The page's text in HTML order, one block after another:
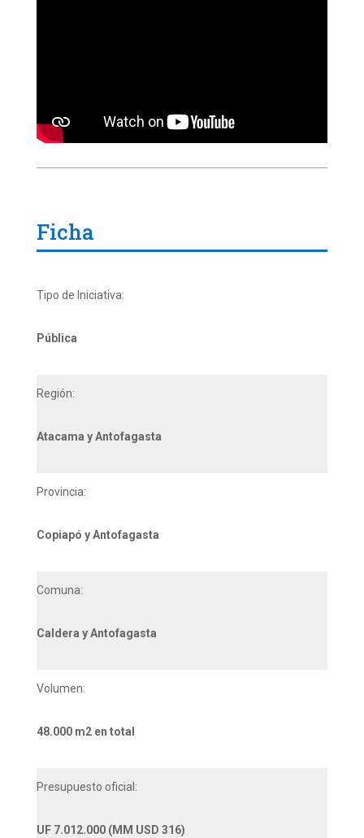
Ficha
Tipo de Iniciativa:
Pública
Región:
Atacama y Antofagasta
Provincia:
Copiapó y Antofagasta
Comuna:
Caldera y Antofagasta
Volumen:
48.000 m2 en total
Presupuesto oficial:
UF 7.012.000 (MM USD 316)